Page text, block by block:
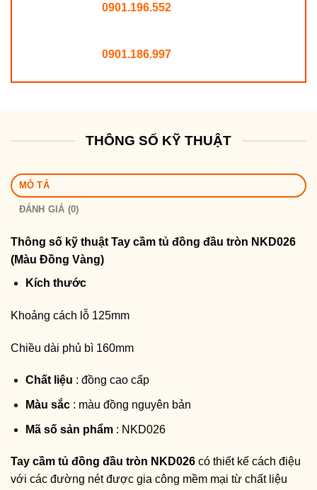
0901.196.552
0901.186.997
THÔNG SỐ KỸ THUẬT
MÔ TẢ
ĐÁNH GIÁ (0)
Thông số kỹ thuật Tay cầm tủ đồng đầu tròn NKD026
(Màu Đồng Vàng)
Kích thước
Khoảng cách lỗ 125mm
Chiều dài phủ bì 160mm
Chất liệu : đồng cao cấp
Màu sắc: màu đồng nguyên bản
Mã số sản phẩm: NKD026
Tay cầm tủ đồng đầu tròn NKD026 có thiết kế cách điệu
với các đường nét được gia công mềm mại từ chất liệu